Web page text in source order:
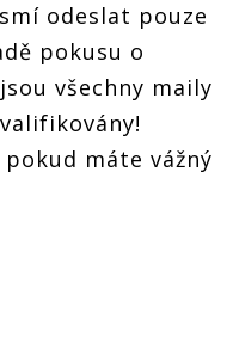
odeslat pouze
pokusu o
všechny maily
máte vážný